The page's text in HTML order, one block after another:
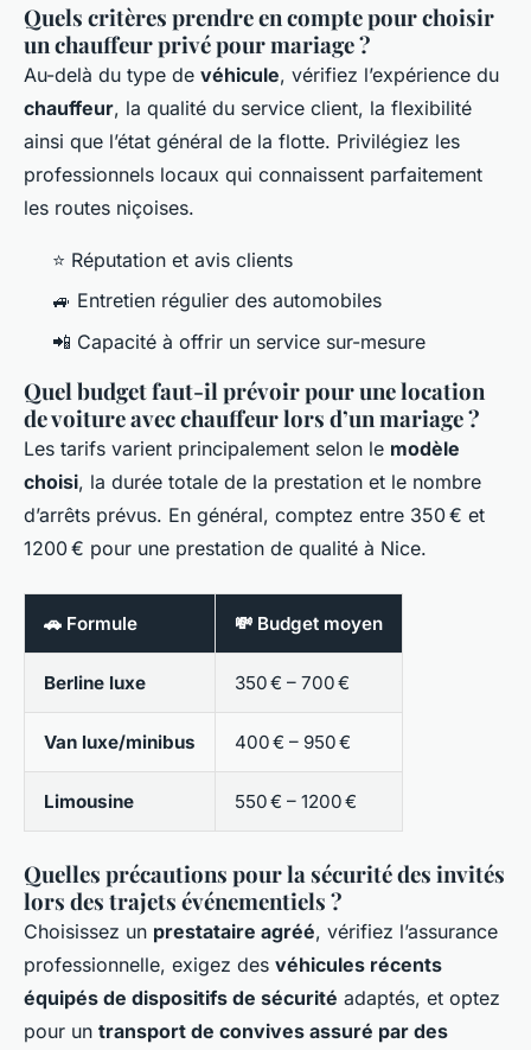
Quels critères prendre en compte pour choisir
un chauffeur privé pour mariage ?
Au-delà du type de véhicule, vérifiez l’expérience du
chauffeur, la qualité du service client, la flexibilité
ainsi que l’état général de la flotte. Privilégiez les
professionnels locaux qui connaissent parfaitement
les routes niçoises.
⭐ Réputation et avis clients
🚙 Entretien régulier des automobiles
📲 Capacité à offrir un service sur-mesure
Quel budget faut-il prévoir pour une location
de voiture avec chauffeur lors d’un mariage ?
Les tarifs varient principalement selon le modèle
choisi, la durée totale de la prestation et le nombre
d’arrêts prévus. En général, comptez entre 350 € et
1200 € pour une prestation de qualité à Nice.
🚗 Formule 💸 Budget moyen
Berline luxe 350 € – 700 €
Van luxe/minibus 400 € – 950 €
Limousine 550 € – 1200 €
Quelles précautions pour la sécurité des invités
lors des trajets événementiels ?
Choisissez un prestataire agréé, vérifiez l’assurance
professionnelle, exigez des véhicules récents
équipés de dispositifs de sécurité adaptés, et optez
pour un transport de convives assuré par des